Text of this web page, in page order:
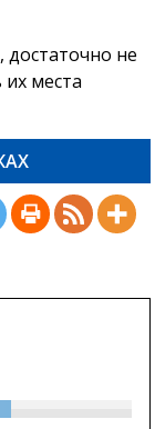
достаточно не
места